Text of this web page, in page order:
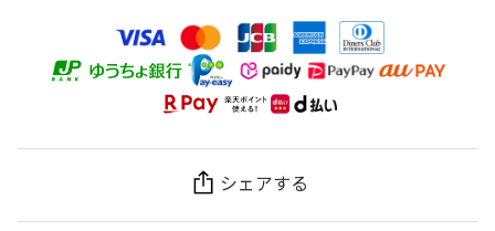
シェアする